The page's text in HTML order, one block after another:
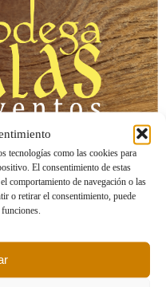
tecnologías como las cookies para
El consentimiento de estas
comportamiento de navegación o las
o retirar el consentimiento, puede